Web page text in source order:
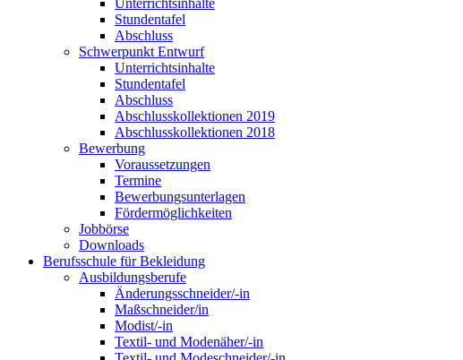
Unterrichtsinhalte
Stundentafel
Abschluss
Schwerpunkt Entwurf
Unterrichtsinhalte
Stundentafel
Abschluss
Abschlusskollektionen 2019
Abschlusskollektionen 2018
Bewerbung
Voraussetzungen
Termine
Bewerbungsunterlagen
Fördermöglichkeiten
Jobbörse
Downloads
Berufsschule für Bekleidung
Ausbildungsberufe
Änderungsschneider/-in
Maßschneider/in
Modist/-in
Textil- und Modenäher/-in